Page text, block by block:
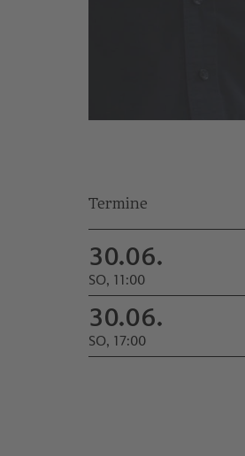
Termine
30.06.
SO, 11:00
30.06.
SO, 17:00